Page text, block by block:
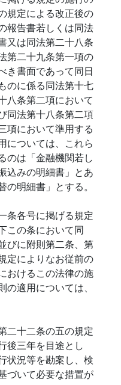
規定による改正後の
報告書若しくは同法
又は同法第二十八条
第二十九条第一項の
き書面であって同日
のに係る同法第十七
八条第二項において
同法第十八条第二項
項において準用する
については、これら
のは「金融機関若し
込みの明細書」とあ
明細書」とする。
条各号に掲げる規定
この条において同
びに附則第二条、第
定によりなお従前の
おけるこの法律の施
適用については、
二十二条の五の規定
後三年を目途とし
状況等を勘案し、検
づいて必要な措置が